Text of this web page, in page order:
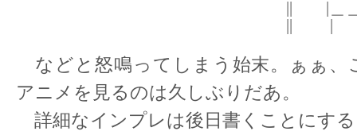
などと怒鳴ってしまう始末。ぁぁ、
アニメを見るのは久しぶりだあ。
詳細なインプレは後日書くことにす